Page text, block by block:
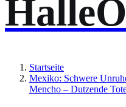
Startseite
Mexiko: Schwere
Mencho – Dutzende